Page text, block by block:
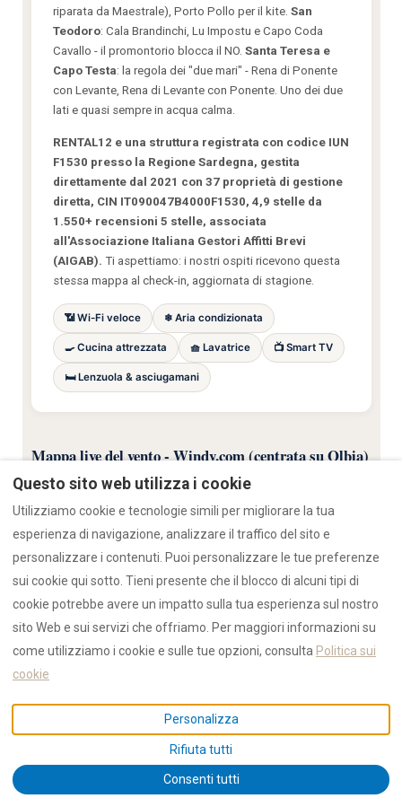
riparata da Maestrale), Porto Pollo per il kite. San
Teodoro: Cala Brandinchi, Lu Impostu e Capo Coda
Cavallo - il promontorio blocca il NO. Santa Teresa e
Capo Testa: la regola dei "due mari" - Rena di Ponente
con Levante, Rena di Levante con Ponente. Uno dei due
lati e quasi sempre in acqua calma.
RENTAL12 e una struttura registrata con codice IUN
F1530 presso la Regione Sardegna, gestita
direttamente dal 2021 con 37 proprietà di gestione
diretta, CIN IT090047B4000F1530, 4,9 stelle da
1.550+ recensioni 5 stelle, associata
all'Associazione Italiana Gestori Affitti Brevi
(AIGAB). Ti aspettiamo: i nostri ospiti ricevono questa
stessa mappa al check-in, aggiornata di stagione.
📶 Wi-Fi veloce ❄ Aria condizionata
🍳 Cucina attrezzata 🧺 Lavatrice 📺 Smart TV
🛏 Lenzuola & asciugamani
Mappa live del vento - Windy.com (centrata su Olbia)
Vento di superficie ECMWF, aggiornato piu volte al giorno. Clicca
un punto qualsiasi per leggere la previsione su quella coordinata.
Questo sito web utilizza i cookie
Utilizziamo cookie e tecnologie simili per migliorare la tua
esperienza di navigazione, analizzare il traffico del sito e
personalizzare i contenuti. Puoi personalizzare le tue preferenze
sui cookie qui sotto. Tieni presente che il blocco di alcuni tipi di
cookie potrebbe avere un impatto sulla tua esperienza sul nostro
sito Web e sui servizi che offriamo. Per maggiori informazioni su
come utilizziamo i cookie e sulle tue opzioni, consulta Politica sui
cookie
Personalizza
Rifiuta tutti
Consenti tutti